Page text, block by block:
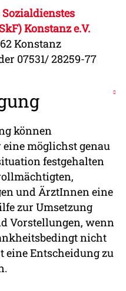
Konstanz e.V.
Konstanz
07531/ 28259-77
können
möglichst genau
festgehalten
und ÄrztInnen eine
zur Umsetzung
Vorstellungen, wenn
nicht
eine Entscheidung zu